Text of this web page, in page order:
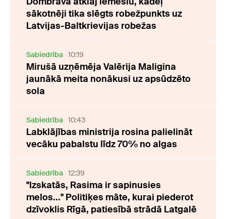
sākotnēji tika slēgts robežpunkts uz
Latvijas-Baltkrievijas robežas
Sabiedrība 10:19
Mirušā uzņēmēja Valērija Maligina
jaunākā meita nonākusi uz apsūdzēto
sola
Sabiedrība 10:43
Labklājības ministrija rosina palielināt
vecāku pabalstu līdz 70% no algas
Sabiedrība 12:39
"Izskatās, Rasima ir sapinusies
melos..." Politiķes māte, kurai piederot
dzīvoklis Rīgā, patiesībā strādā Latgalē